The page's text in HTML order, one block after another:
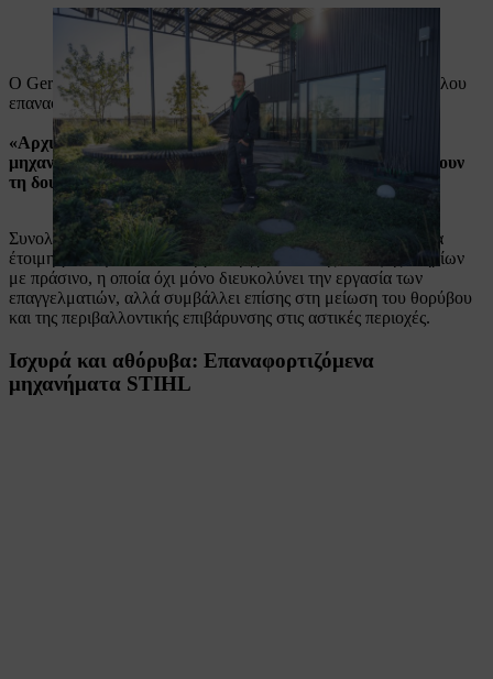
Ο Gert Jansen είναι υπεύθυνος για τη φροντίδα της κάλυψης
κτηρίων με πράσινο
Ο Gert Jansen είναι ενθουσιασμένος με την απόδοση του στόλου
επαναφορτιζόμενων μηχανημάτων της STIHL
«Αρχικά είχαμε αμφιβολίες, αλλά τα επαναφορτιζόμενα
μηχανήματα αποδείχθηκαν αρκετά αποδοτικά, για να κάνουν
τη δουλειά μας όλη μέρα.»
Συνολικά, τα επαναφορτιζόμενα μηχανήματα προσφέρουν μια
έτοιμη για το μέλλον λύση για τη φροντίδα της κάλυψης κτηρίων
με πράσινο, η οποία όχι μόνο διευκολύνει την εργασία των
επαγγελματιών, αλλά συμβάλλει επίσης στη μείωση του θορύβου
και της περιβαλλοντικής επιβάρυνσης στις αστικές περιοχές.
Ισχυρά και αθόρυβα: Επαναφορτιζόμενα
μηχανήματα STIHL